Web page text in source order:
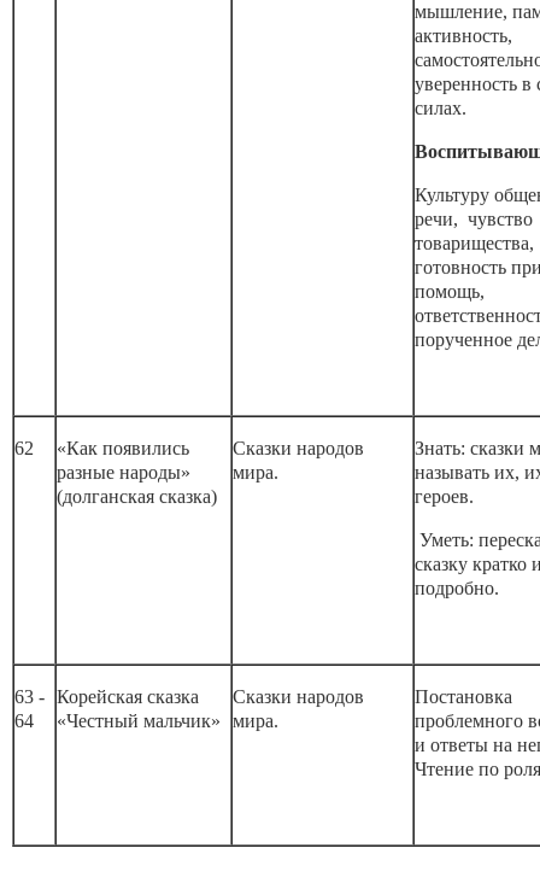
мышление,
активность,
уверенность в
силах.
Культуру
речи, чувство
товарищества,
готовность
помощь,
порученное
62
«Как появились
разные народы»
(долганская сказка)
Сказки народов
мира.
Знать: сказки
называть их,
героев.
Уметь:
сказку кратко
подробно.
63 -
64
Корейская сказка
«Честный мальчик»
Сказки народов
мира.
Постановка
проблемного
и ответы на
Чтение по